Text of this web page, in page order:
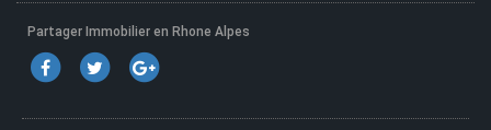
Partager Immobilier en Rhone Alpes